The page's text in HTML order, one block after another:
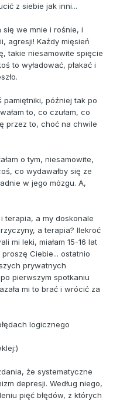
z siebie jak inni...
we mnie i rośnie, i
agresji! Każdy mięsień
takie niesamowite spięcie
to wyładować, płakać i
pamiętniki, później tak po
to, co czułam, co
przez to, choć na chwile
o tym, niesamowite,
co wydawałby się ze
w jego mózgu. A,
terapia, a my doskonale
a terapia? Ilekroć
mi leki, miałam 15-16 lat
Ciebie... ostatnio
prywatnych
pierwszym spotkaniu
mi to brać i wrócić za
logicznego
że systematyczne
depresji. Według niego,
pięć błędów, z których